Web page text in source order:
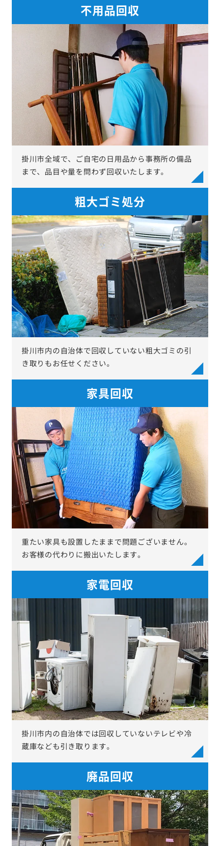
不用品回収
掛川市全域で、ご自宅の日用品から事務所の備品
まで、品目や量を問わず回収いたします。
粗大ゴミ処分
掛川市内の自治体で回収していない粗大ゴミの引
き取りもお任せください。
家具回収
重たい家具も設置したままで問題ございません。
お客様の代わりに搬出いたします。
家電回収
掛川市内の自治体では回収していないテレビや冷
蔵庫なども引き取ります。
廃品回収